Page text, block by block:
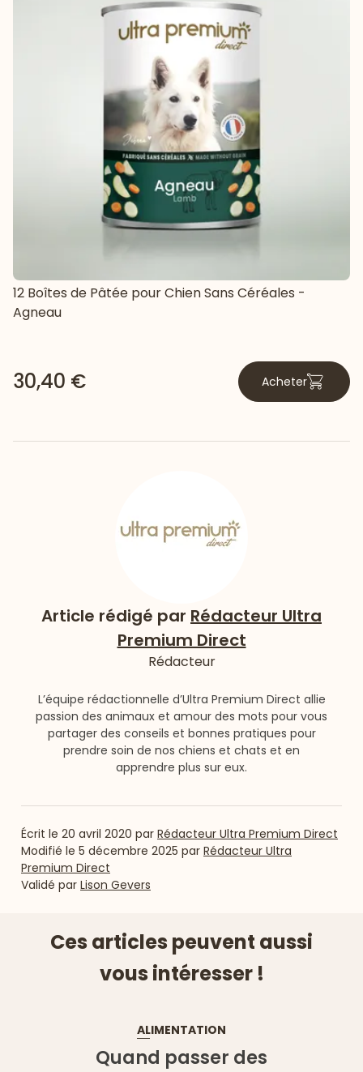
12 Boîtes de Pâtée pour Chien Sans Céréales -
Agneau
30,40 € Acheter
Article rédigé par Rédacteur Ultra
Premium Direct
Rédacteur
L’équipe rédactionnelle d’Ultra Premium Direct allie
passion des animaux et amour des mots pour vous
partager des conseils et bonnes pratiques pour
prendre soin de nos chiens et chats et en
apprendre plus sur eux.
Écrit le 20 avril 2020 par Rédacteur Ultra Premium Direct
Modifié le 5 décembre 2025 par Rédacteur Ultra
Premium Direct
Validé par Lison Gevers
Ces articles peuvent aussi
vous intéresser !
ALIMENTATION
Quand passer des